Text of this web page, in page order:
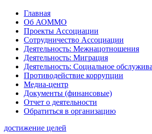
Главная
Об АОММО
Проекты Ассоциации
Сотрудничество Ассоциации
Деятельность: Межнацотношения
Деятельность: Миграция
Деятельность: Социальное
Противодействие коррупции
Медиа-центр
Документы (финансовые)
Отчет о деятельности
Обратиться в организацию
достижение целей